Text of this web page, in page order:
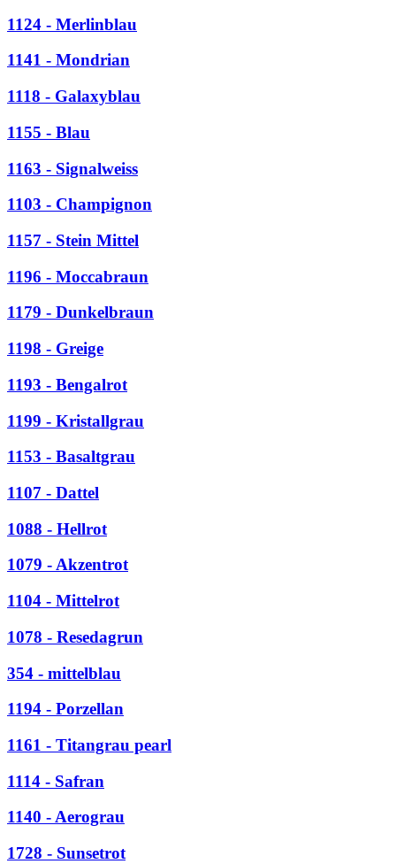
1124 - Merlinblau
1141 - Mondrian
1118 - Galaxyblau
1155 - Blau
1163 - Signalweiss
1103 - Champignon
1157 - Stein Mittel
1196 - Moccabraun
1179 - Dunkelbraun
1198 - Greige
1193 - Bengalrot
1199 - Kristallgrau
1153 - Basaltgrau
1107 - Dattel
1088 - Hellrot
1079 - Akzentrot
1104 - Mittelrot
1078 - Resedagrun
354 - mittelblau
1194 - Porzellan
1161 - Titangrau pearl
1114 - Safran
1140 - Aerograu
1728 - Sunsetrot